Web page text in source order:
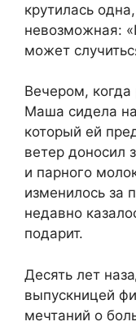
крутилась
невозможная:
может
Вечером, когда
Маша сидела
который ей
ветер доносил
и парного
изменилось за
недавно
подарит.
Десять лет
выпускницей
мечтаний о